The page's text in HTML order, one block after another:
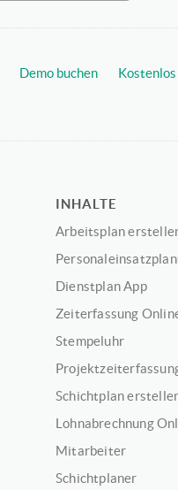
Demo buchen
INHALTE
Arbeitsplan
Dienstplan App
Zeiterfassung
Stempeluhr
Schichtplan
Lohnabrechnung
Mitarbeiter
Schichtplaner